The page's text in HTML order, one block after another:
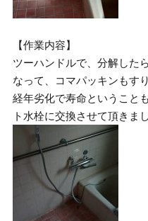
【作業内容】
ツーハンドルで、分解した
なって、コマパッキンもす
経年劣化で寿命ということ
ト水栓に交換させて頂きまし